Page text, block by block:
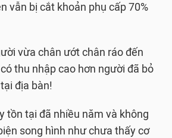
vẫn bị cắt khoản phụ cấp 70%
vừa chân ướt chân ráo đến
thu nhập cao hơn người đã bỏ
địa bàn!
tồn tại đã nhiều năm và không
song hình như chưa thấy cơ